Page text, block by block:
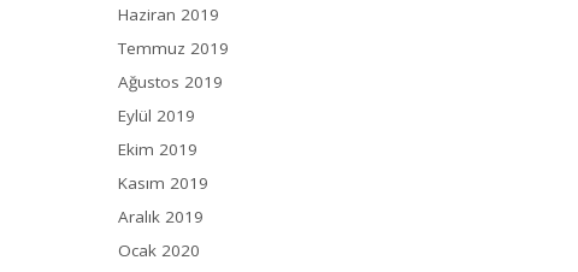
Haziran 2019
Temmuz 2019
Ağustos 2019
Eylül 2019
Ekim 2019
Kasım 2019
Aralık 2019
Ocak 2020